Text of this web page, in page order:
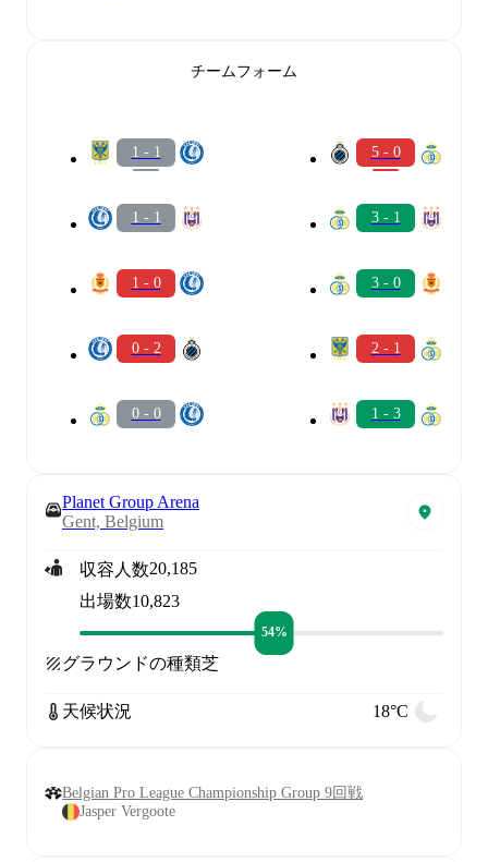
チームフォーム
1 - 1
1 - 1
1 - 0
0 - 2
0 - 0
5 - 0
3 - 1
3 - 0
2 - 1
1 - 3
Planet Group Arena
Gent, Belgium
収容人数20,185
出場数10,823
54%
グラウンドの種類芝
天候状況 18°C
Belgian Pro League Championship Group 9回戦
Jasper Vergoote